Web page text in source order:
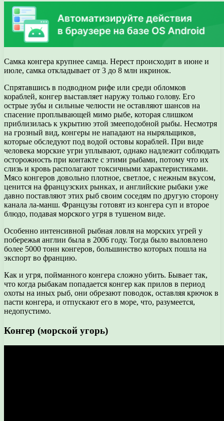
Самка конгера крупнее самца. Нерест происходит в июне и
июле, самка откладывает от 3 до 8 млн икринок.
Спрятавшись в подводном рифе или среди обломков
кораблей, конгер выставляет наружу только голову. Его
острые зубы и сильные челюсти не оставляют шансов на
спасение проплывающей мимо рыбе, которая слишком
приблизилась к укрытию этой змееподобной рыбы. Несмотря
на грозный вид, конгеры не нападают на ныряльщиков,
которые обследуют под водой остовы кораблей. При виде
человека морские угри уплывают, однако надлежит соблюдать
осторожность при контакте с этими рыбами, потому что их
слизь и кровь располагают токсичными характеристиками.
Мясо конгеров довольно плотное, светлое, с нежным вкусом,
ценится на французских рынках, и английские рыбаки уже
давно поставляют этих рыб своим соседям по другую сторону
канала ла-манш. Французы готовят из конгера суп и второе
блюдо, подавая морского угря в тушеном виде.
Особенно интенсивной рыбная ловля на морских угрей у
побережья англии была в 2006 году. Тогда было выловлено
более 5000 тонн конгеров, большинство которых пошла на
экспорт во францию.
Как и угря, пойманного конгера сложно убить. Бывает так,
что когда рыбакам попадается конгер как прилов в период
охоты на иных рыб, они обрезают поводок, оставляя крючок в
пасти конгера, и отпускают его в море, что, разумеется,
недопустимо.
Конгер (морской угорь)